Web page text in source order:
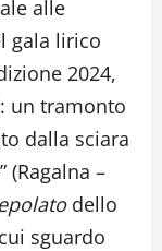
alle
gala lirico
2024,
un tramonto
dalla sciara
(Ragalna –
dello
sguardo